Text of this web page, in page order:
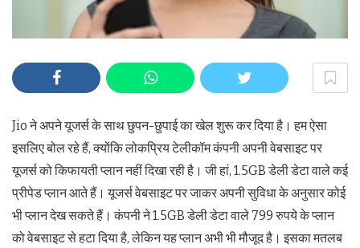
Jio ने अपने यूजर्स के साथ छुपन-छुपाई का खेल शुरू कर दिया है। हम ऐसा
इसलिए बोल रहे हैं, क्योंकि लोकप्रिय टेलीकॉम कंपनी अपनी वेबसाइट पर
यूजर्स को किफायती प्लान नहीं दिखा रही है। जी हां, 1.5GB डेली डेटा वाले कई
प्रीपेड प्लान आते हैं। यूजर्स वेबसाइट पर जाकर अपनी सुविधा के अनुसार कोई
भी प्लान देख सकते हैं। कंपनी ने 1.5GB डेली डेटा वाले 799 रुपये के प्लान
को वेबसाइट से हटा दिया है, लेकिन यह प्लान अभी भी मौजूद है। इसका मतलब